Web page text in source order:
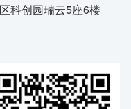
科创园瑞云5座6楼